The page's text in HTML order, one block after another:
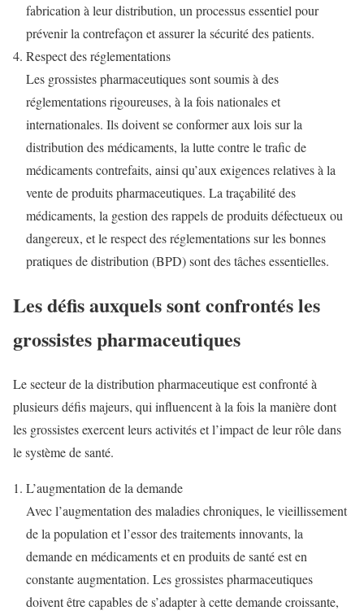
fabrication à leur distribution, un processus essentiel pour
prévenir la contrefaçon et assurer la sécurité des patients.
Respect des réglementations
Les grossistes pharmaceutiques sont soumis à des
réglementations rigoureuses, à la fois nationales et
internationales. Ils doivent se conformer aux lois sur la
distribution des médicaments, la lutte contre le trafic de
médicaments contrefaits, ainsi qu’aux exigences relatives à la
vente de produits pharmaceutiques. La traçabilité des
médicaments, la gestion des rappels de produits défectueux ou
dangereux, et le respect des réglementations sur les bonnes
pratiques de distribution (BPD) sont des tâches essentielles.
Les défis auxquels sont confrontés les
grossistes pharmaceutiques
Le secteur de la distribution pharmaceutique est confronté à
plusieurs défis majeurs, qui influencent à la fois la manière dont
les grossistes exercent leurs activités et l’impact de leur rôle dans
le système de santé.
L’augmentation de la demande
Avec l’augmentation des maladies chroniques, le vieillissement
de la population et l’essor des traitements innovants, la
demande en médicaments et en produits de santé est en
constante augmentation. Les grossistes pharmaceutiques
doivent être capables de s’adapter à cette demande croissante,